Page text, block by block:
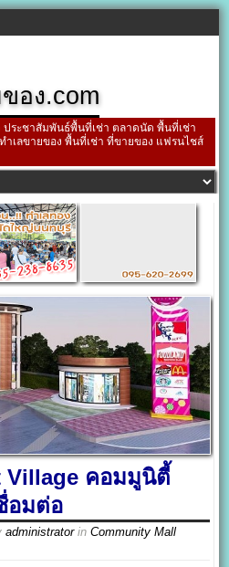
อง.com
ประชาสัมพันธ์พื้นที่เช่า ตลาดนัด พื้นที่เช่า
เลขายของ พื้นที่เช่า ที่ขายของ แฟรนไชส์
Village คอมมูนิตี้
อมต่อ
administratorinCommunity Mall